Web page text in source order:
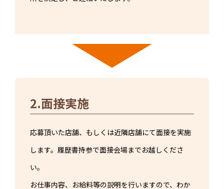
2.面接実施
応募頂いた店舗、もしくは近隣店舗にて面接を実施
します。履歴書持参で面接会場までお越しくださ
い。
お仕事内容、お給料等の説明を行いますので、わか